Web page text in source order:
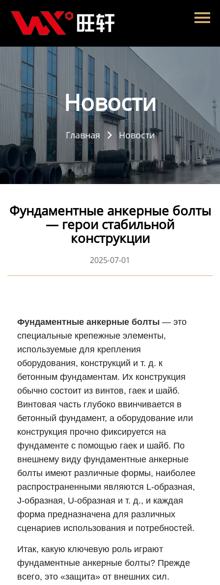
Главная
Продукция
Новости
О нас
Контакты Новости
Главная  Новости
Фундаментные анкерные болты
— герои стабильной
конструкции
2025-07-01
Фундаментные анкерные болты — это
специальные крепежные элементы,
используемые для крепления
оборудования, конструкций и т. д. к
бетонным фундаментам. Их конструкция
обычно состоит из винтов, гаек и шайб.
Винтовая часть глубоко ввинчивается в
бетонный фундамент, а оборудование или
конструкция прочно фиксируется на
фундаменте с помощью гаек и шайб. По
внешнему виду фундаментные анкерные
болты имеют различные формы, наиболее
распространенными являются L-образная,
J-образная, U-образная и т. д., и каждая
форма предназначена для различных
сценариев использования и потребностей.
Итак, какую ключевую роль играют
фундаментные анкерные болты? Прежде
всего, это «защита» от внешних сил.